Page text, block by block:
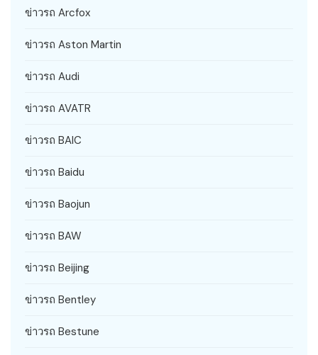
ข่าวรถ Arcfox
ข่าวรถ Aston Martin
ข่าวรถ Audi
ข่าวรถ AVATR
ข่าวรถ BAIC
ข่าวรถ Baidu
ข่าวรถ Baojun
ข่าวรถ BAW
ข่าวรถ Beijing
ข่าวรถ Bentley
ข่าวรถ Bestune